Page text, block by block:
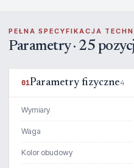
PEŁNA SPECYFIKACJA
Parametry · 25
01Parametry fizyczne4
Wymiary
Waga
Kolor obudowy